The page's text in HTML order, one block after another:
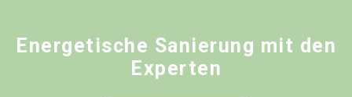
Energetische Sanierung mit den
Experten